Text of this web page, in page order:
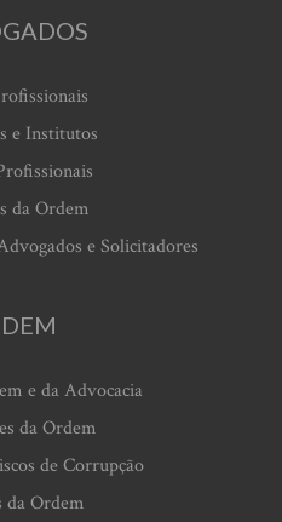
e Institutos
da Ordem
e Solicitadores
e da Advocacia
da Ordem
de Corrupção
da Ordem